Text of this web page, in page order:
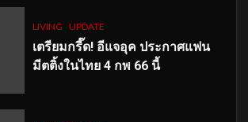
LIVING UPDATE
เตรียมกรี๊ด! อีแจอุค ประกาศแฟน
มีตติ้งในไทย 4 กพ 66 นี้